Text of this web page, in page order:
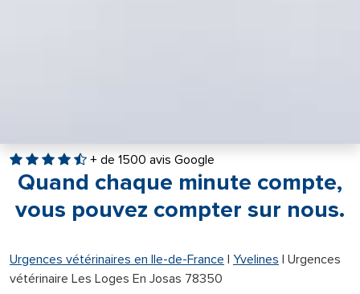
+ de 1500 avis Google
Quand chaque minute compte,
vous pouvez compter sur nous.
Urgences vétérinaires en Ile-de-France | Yvelines | Urgences
vétérinaire Les Loges En Josas 78350